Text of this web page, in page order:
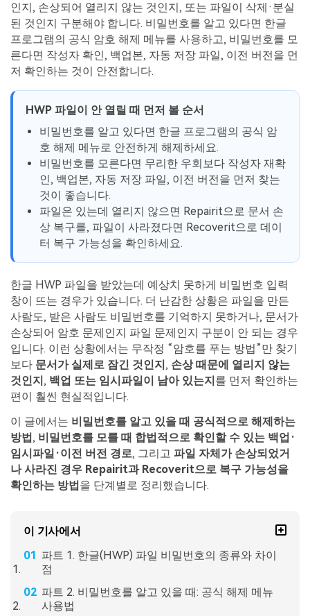
인지, 손상되어 열리지 않는 것인지, 또는 파일이 삭제·분실
된 것인지 구분해야 합니다. 비밀번호를 알고 있다면 한글
프로그램의 공식 암호 해제 메뉴를 사용하고, 비밀번호를 모
른다면 작성자 확인, 백업본, 자동 저장 파일, 이전 버전을 먼
저 확인하는 것이 안전합니다.
HWP 파일이 안 열릴 때 먼저 볼 순서
비밀번호를 알고 있다면 한글 프로그램의 공식 암
호 해제 메뉴로 안전하게 해제하세요.
비밀번호를 모른다면 무리한 우회보다 작성자 재확
인, 백업본, 자동 저장 파일, 이전 버전을 먼저 찾는
것이 좋습니다.
파일은 있는데 열리지 않으면 Repairit으로 문서 손
상 복구를, 파일이 사라졌다면 Recoverit으로 데이
터 복구 가능성을 확인하세요.
한글 HWP 파일을 받았는데 예상치 못하게 비밀번호 입력
창이 뜨는 경우가 있습니다. 더 난감한 상황은 파일을 만든
사람도, 받은 사람도 비밀번호를 기억하지 못하거나, 문서가
손상되어 암호 문제인지 파일 문제인지 구분이 안 되는 경우
입니다. 이런 상황에서는 무작정 “암호를 푸는 방법”만 찾기
보다 문서가 실제로 잠긴 것인지 , 손상 때문에 열리지 않는
것인지 , 백업 또는 임시파일이 남아 있는지 를 먼저 확인하는
편이 훨씬 현실적입니다.
이 글에서는 비밀번호를 알고 있을 때 공식적으로 해제하는
방법, 비밀번호를 모를 때 합법적으로 확인할 수 있는 백업·
임시파일·이전 버전 경로, 그리고 파일 자체가 손상되었거
나 사라진 경우 Repairit과 Recoverit으로 복구 가능성을
확인하는 방법 을 단계별로 정리했습니다.
이 기사에서
파트 1. 한글(HWP) 파일 비밀번호의 종류와 차이
점
파트 2. 비밀번호를 알고 있을 때: 공식 해제 메뉴
사용법